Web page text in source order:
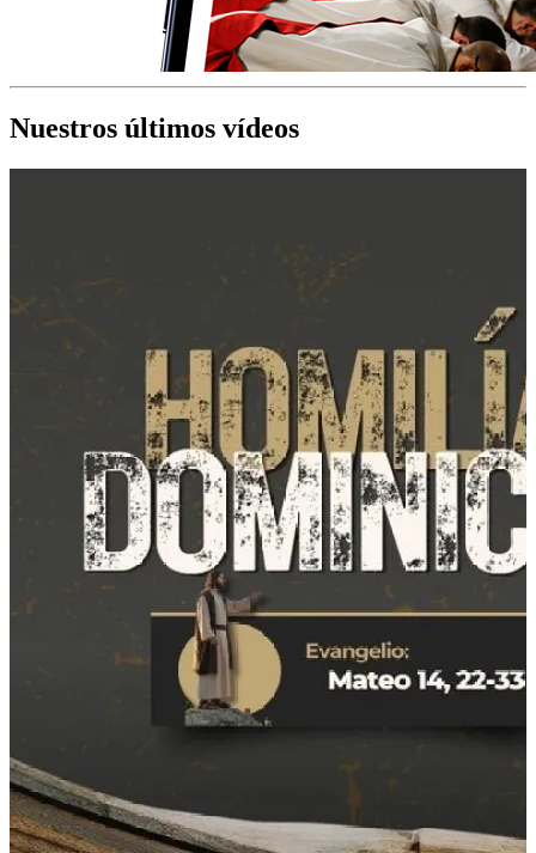
Nuestros últimos vídeos